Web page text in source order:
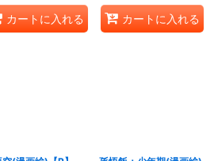
カートに入れる カートに入れる